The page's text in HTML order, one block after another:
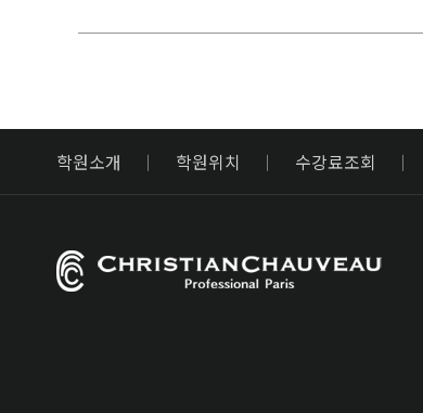
학원소개 학원위치 수강료조회